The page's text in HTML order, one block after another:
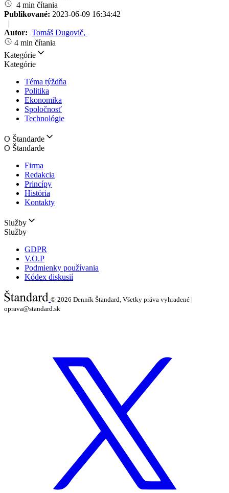
4 min čítania
Publikované: 2023-06-09 16:34:42
|
Autor: Tomáš Dugovič,
4 min čítania
Kategórie
Kategórie
Téma týždňa
Politika
Ekonomika
Spoločnosť
Technológie
O Štandarde
O Štandarde
Firma
Redakcia
Princípy
História
Kontakty
Služby
Služby
GDPR
V.O.P
Podmienky používania
Kódex diskusií
© 2026 Denník Štandard, Všetky práva vyhradené |
oprava@standard.sk